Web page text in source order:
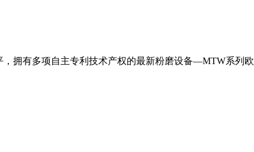
拥有多项自主专利技术产权的最新粉磨设备—MTW系列